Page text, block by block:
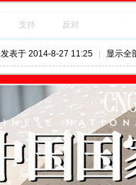
支持 反对
发表于 2014-8-27 11:25 显示全